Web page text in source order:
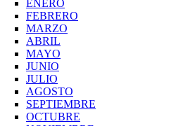
ENERO
FEBRERO
MARZO
ABRIL
MAYO
JUNIO
JULIO
AGOSTO
SEPTIEMBRE
OCTUBRE